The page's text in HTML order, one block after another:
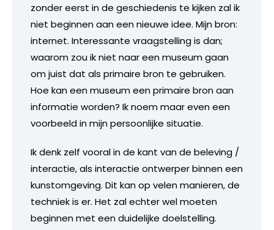
zonder eerst in de geschiedenis te kijken zal ik
niet beginnen aan een nieuwe idee. Mijn bron:
internet. Interessante vraagstelling is dan;
waarom zou ik niet naar een museum gaan
om juist dat als primaire bron te gebruiken.
Hoe kan een museum een primaire bron aan
informatie worden? Ik noem maar even een
voorbeeld in mijn persoonlijke situatie.
Ik denk zelf vooral in de kant van de beleving /
interactie, als interactie ontwerper binnen een
kunstomgeving. Dit kan op velen manieren, de
techniek is er. Het zal echter wel moeten
beginnen met een duidelijke doelstelling.